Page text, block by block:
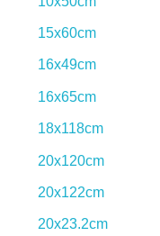
15x60cm
16x49cm
16x65cm
18x118cm
20x120cm
20x122cm
20x23.2cm